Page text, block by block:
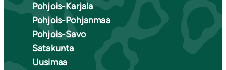
Pohjois-Karjala
Pohjois-Pohjanmaa
Pohjois-Savo
Satakunta
Uusimaa